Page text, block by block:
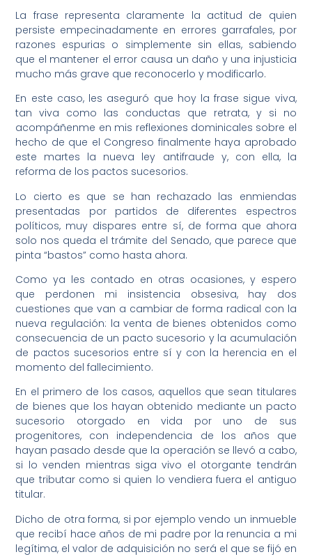
La frase representa claramente la actitud de quien
persiste empecinadamente en errores garrafales, por
razones espurias o simplemente sin ellas, sabiendo
que el mantener el error causa un daño y una injusticia
mucho más grave que reconocerlo y modificarlo.
En este caso, les aseguró que hoy la frase sigue viva,
tan viva como las conductas que retrata, y si no
acompáñenme en mis reflexiones dominicales sobre el
hecho de que el Congreso finalmente haya aprobado
este martes la nueva ley antifraude y, con ella, la
reforma de los pactos sucesorios.
Lo cierto es que se han rechazado las enmiendas
presentadas por partidos de diferentes espectros
políticos, muy dispares entre sí, de forma que ahora
solo nos queda el trámite del Senado, que parece que
pinta “bastos” como hasta ahora.
Como ya les contado en otras ocasiones, y espero
que perdonen mi insistencia obsesiva, hay dos
cuestiones que van a cambiar de forma radical con la
nueva regulación: la venta de bienes obtenidos como
consecuencia de un pacto sucesorio y la acumulación
de pactos sucesorios entre sí y con la herencia en el
momento del fallecimiento.
En el primero de los casos, aquellos que sean titulares
de bienes que los hayan obtenido mediante un pacto
sucesorio otorgado en vida por uno de sus
progenitores, con independencia de los años que
hayan pasado desde que la operación se llevó a cabo,
si lo venden mientras siga vivo el otorgante tendrán
que tributar como si quien lo vendiera fuera el antiguo
titular.
Dicho de otra forma, si por ejemplo vendo un inmueble
que recibí hace años de mi padre por la renuncia a mi
legítima, el valor de adquisición no será el que se fijó en